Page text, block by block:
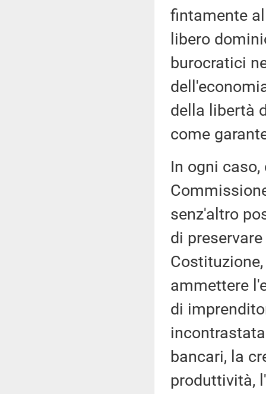
fintamente
libero
burocratici
della libertà
come
In ogni
senz'altro
di
ammettere
di
bancari, la
produttività,